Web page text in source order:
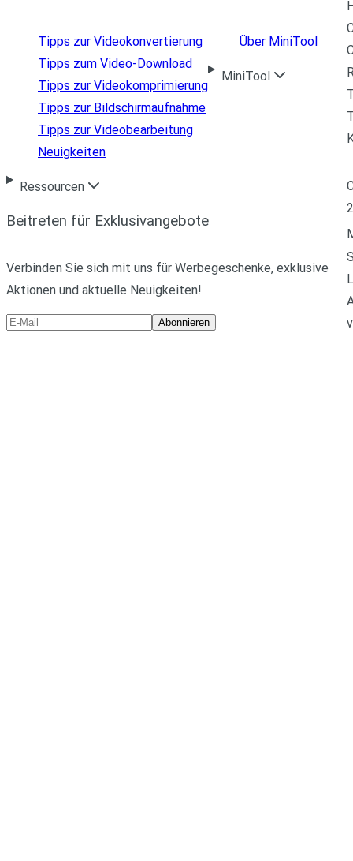
Tipps zur Videokonvertierung
Tipps zum Video-Download
Tipps zur Videokomprimierung
Tipps zur Bildschirmaufnahme
Tipps zur Videobearbeitung
Neuigkeiten
Ressourcen
Über MiniTool
MiniTool
Beitreten für Exklusivangebote
Verbinden Sie sich mit uns für Werbegeschenke, exklusive
Aktionen und aktuelle Neuigkeiten!
Abonnieren